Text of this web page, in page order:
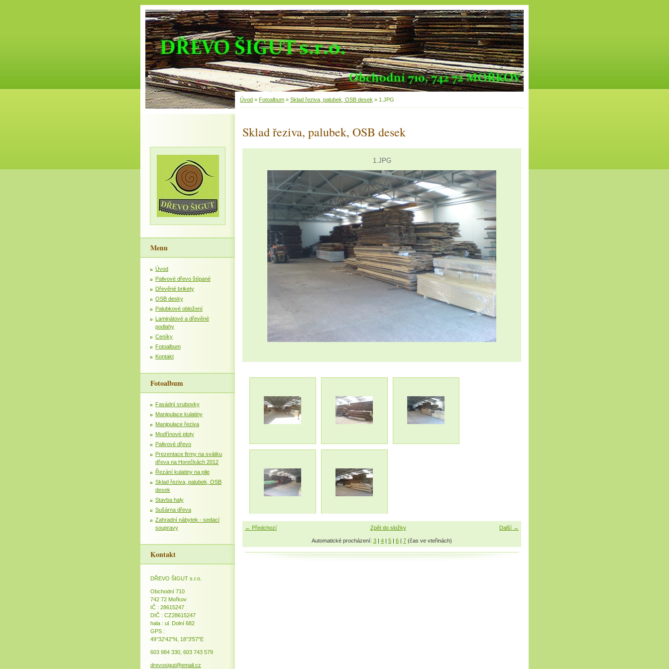
Úvod » Fotoalbum » Sklad řeziva, palubek, OSB desek » 1.JPG
Sklad řeziva, palubek, OSB desek
1.JPG
← Předchozí Další →
Zpět do složky
Automatické procházení: 3 | 4 | 5 | 6 | 7 (čas ve vteřinách)
Menu
Úvod
Palivové dřevo štípané
Dřevěné brikety
OSB desky
Palubkové obložení
Laminátové a dřevěné
podlahy
Ceníky
Fotoalbum
Kontakt
Fotoalbum
Fasádní srubovky
Manipulace kulatiny
Manipulace řeziva
Modřínové ploty
Palivové dřevo
Prezentace firmy na svátku
dřeva na Horečkách 2012
Řezání kulatiny na pile
Sklad řeziva, palubek, OSB
desek
Stavba haly
Sušárna dřeva
Zahradní nábytek - sedací
soupravy
Kontakt
DŘEVO ŠIGUT s.r.o.
Obchodní 710
742 72 Mořkov
IČ : 28615247
DIČ : CZ28615247
hala : ul. Dolní 682
GPS :
49°32'42"N, 18°3'57"E
603 984 330, 603 743 579
drevosigut@email.cz